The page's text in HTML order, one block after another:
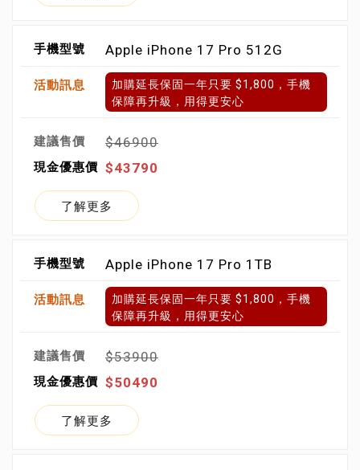
Apple iPhone 17 Pro 512G
加購延長保固一年只要 $1,800，手機
保障再升級，用得更安心
$46900
$43790
了解更多
Apple iPhone 17 Pro 1TB
加購延長保固一年只要 $1,800，手機
保障再升級，用得更安心
$53900
$50490
了解更多